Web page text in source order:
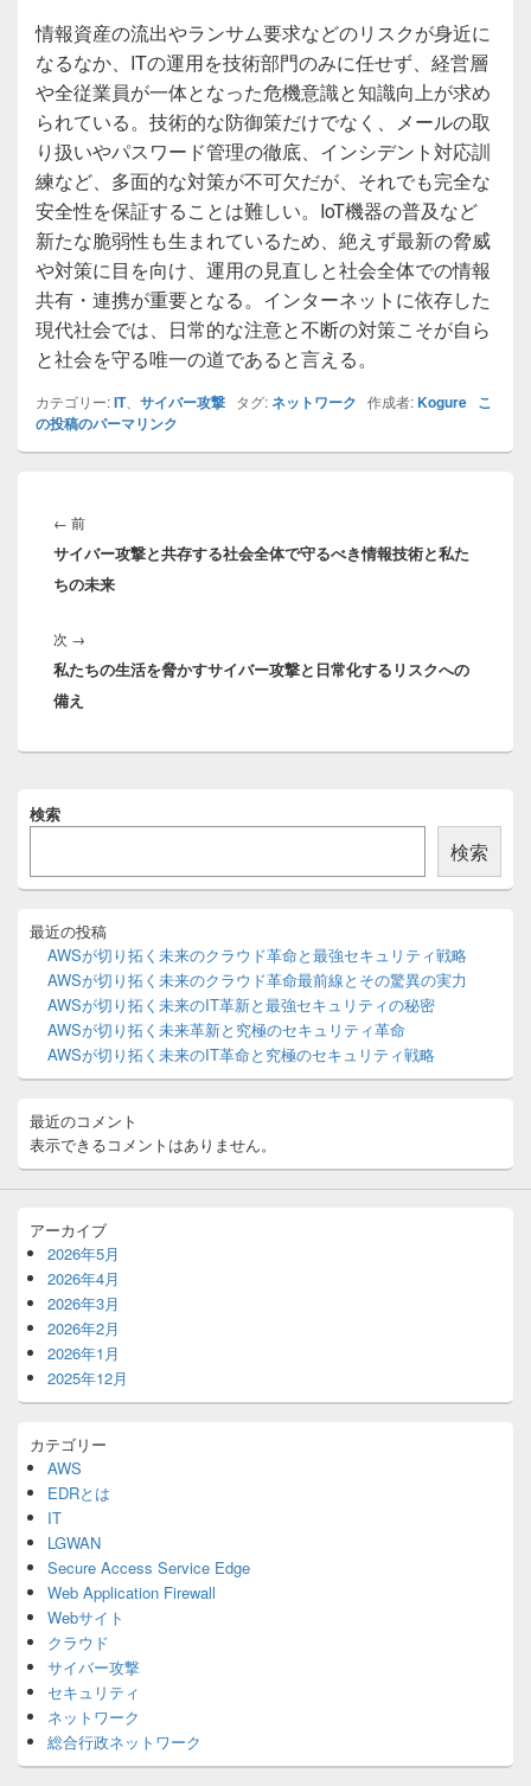
情報資産の流出やランサム要求などのリスクが身近に
なるなか、ITの運用を技術部門のみに任せず、経営層
や全従業員が一体となった危機意識と知識向上が求め
られている。技術的な防御策だけでなく、メールの取
り扱いやパスワード管理の徹底、インシデント対応訓
練など、多面的な対策が不可欠だが、それでも完全な
安全性を保証することは難しい。IoT機器の普及など
新たな脆弱性も生まれているため、絶えず最新の脅威
や対策に目を向け、運用の見直しと社会全体での情報
共有・連携が重要となる。インターネットに依存した
現代社会では、日常的な注意と不断の対策こそが自ら
と社会を守る唯一の道であると言える。
カテゴリー:IT、 サイバー攻撃 タグ:ネットワーク 作成者:Kogure こ
の投稿のパーマリンク
稿
ナ
ビ
ゲ
シ
ョ
ン
← 前前
の
投
サイバー攻撃と共存する社会全体で守るべき情報技術と私た
ちの未来
次 →
の
私たちの生活を脅かすサイバー攻撃と日常化するリスクへの
備え
イ
イ
バ
ト
リ
ア
検索
検索
最近の投稿
AWSが切り拓く未来のクラウド革命と最強セキュリティ戦略
AWSが切り拓く未来のクラウド革命最前線とその驚異の実力
AWSが切り拓く未来のIT革新と最強セキュリティの秘密
AWSが切り拓く未来革新と究極のセキュリティ革命
AWSが切り拓く未来のIT革命と究極のセキュリティ戦略
最近のコメント
表示できるコメントはありません。
アーカイブ
2026年5月
2026年4月
2026年3月
2026年2月
2026年1月
2025年12月
カテゴリー
AWS
EDRとは
IT
LGWAN
Secure Access Service Edge
Web Application Firewall
Webサイト
クラウド
サイバー攻撃
セキュリティ
ネットワーク
総合行政ネットワーク